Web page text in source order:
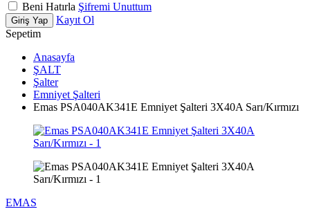
Beni Hatırla Şifremi Unuttum
Giriş Yap
Kayıt Ol
Sepetim
Anasayfa
ŞALT
Şalter
Emniyet Şalteri
Emas PSA040AK341E Emniyet Şalteri 3X40A Sarı/Kırmızı
EMAS